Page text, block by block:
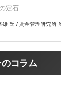
定石
雄 氏 / 賃金管理研究所
コラム